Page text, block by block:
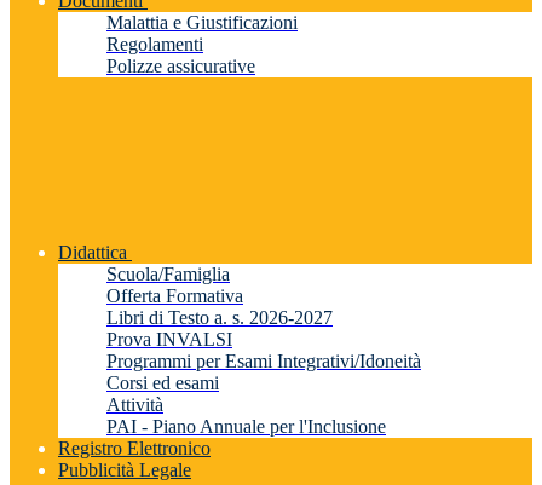
Malattia e Giustificazioni
Regolamenti
Polizze assicurative
Didattica
Scuola/Famiglia
Offerta Formativa
Libri di Testo a. s. 2026-2027
Prova INVALSI
Programmi per Esami Integrativi/Idoneità
Corsi ed esami
Attività
PAI - Piano Annuale per l'Inclusione
Registro Elettronico
Pubblicità Legale